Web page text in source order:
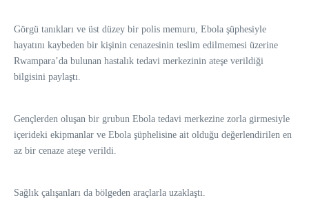
Görgü tanıkları ve üst düzey bir polis memuru, Ebola şüphesiyle
hayatını kaybeden bir kişinin cenazesinin teslim edilmemesi üzerine
Rwampara’da bulunan hastalık tedavi merkezinin ateşe verildiği
bilgisini paylaştı.
Gençlerden oluşan bir grubun Ebola tedavi merkezine zorla girmesiyle
içerideki ekipmanlar ve Ebola şüphelisine ait olduğu değerlendirilen en
az bir cenaze ateşe verildi.
Sağlık çalışanları da bölgeden araçlarla uzaklaştı.